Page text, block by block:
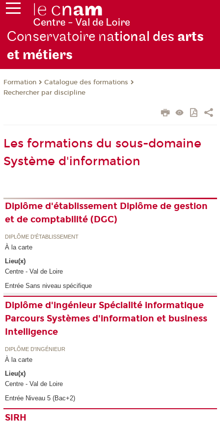
Conservatoire national des arts
et métiers
Formation
Catalogue des formations
Rechercher par discipline
Les formations du sous-domaine
Système d'information
Diplôme d'établissement Diplôme de gestion
et de comptabilité (DGC)
DIPLÔME D'ÉTABLISSEMENT
À la carte
Lieu(x)
Centre - Val de Loire
Entrée Sans niveau spécifique
Diplôme d'ingénieur Spécialité informatique
Parcours Systèmes d'information et business
Intelligence
DIPLÔME D'INGÉNIEUR
À la carte
Lieu(x)
Centre - Val de Loire
Entrée Niveau 5 (Bac+2)
SIRH